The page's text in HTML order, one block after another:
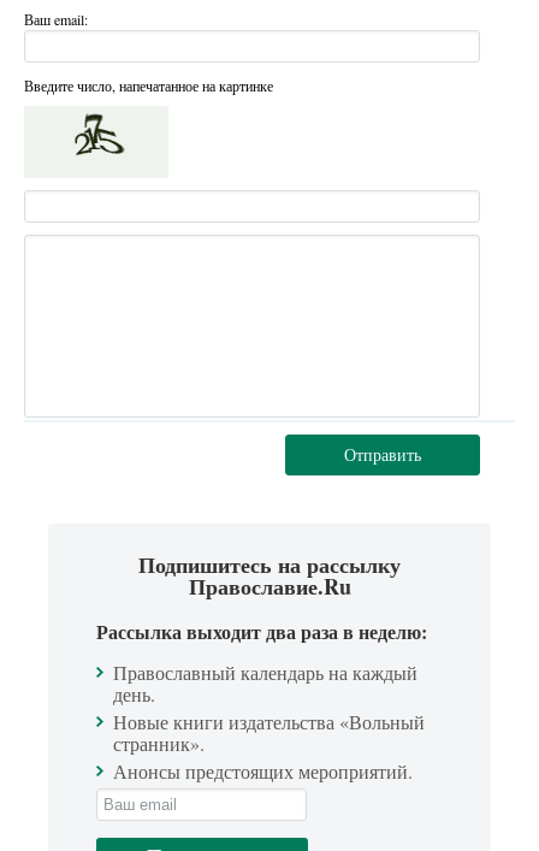
Ваш email:
Введите число, напечатанное на картинке
Отправить
Подпишитесь на рассылку
Православие.Ru
Рассылка выходит два раза в неделю:
Православный календарь на каждый
день.
Новые книги издательства «Вольный
странник».
Анонсы предстоящих мероприятий.